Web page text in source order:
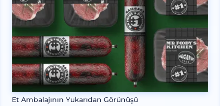
Et Ambalajının Yukarıdan Görünüşü